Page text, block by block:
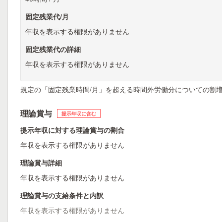
固定残業代/月
年収を表示する権限がありません
固定残業代の詳細
年収を表示する権限がありません
規定の「固定残業時間/月」を超える時間外労働分についての割
理論賞与 提示年収に含む
提示年収に対する理論賞与の割合
年収を表示する権限がありません
理論賞与詳細
年収を表示する権限がありません
理論賞与の支給条件と内訳
年収を表示する権限がありません